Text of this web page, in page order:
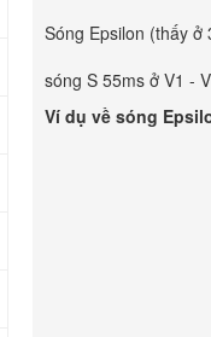
Sóng Epsilon (thấy
sóng S 55ms ở V1 -
Ví dụ về sóng